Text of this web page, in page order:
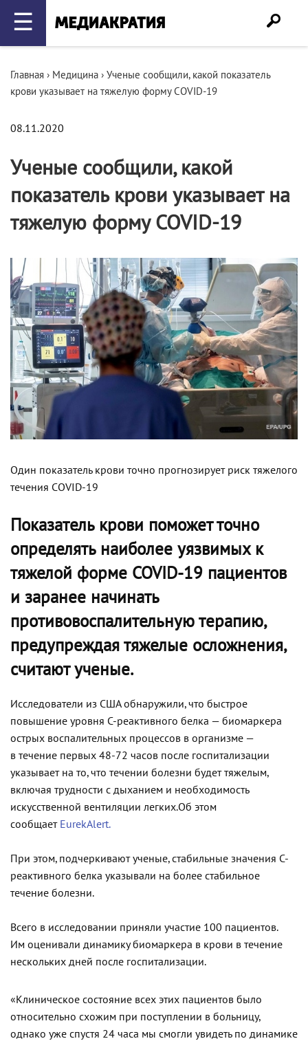
☰
Главная › Медицина › Ученые сообщили, какой показатель
крови указывает на тяжелую форму COVID-19
08.11.2020
Ученые сообщили, какой
показатель крови указывает на
тяжелую форму COVID-19
Один показатель крови точно прогнозирует риск тяжелого
течения COVID-19
Показатель крови поможет точно
определять наиболее уязвимых к
тяжелой форме COVID-19 пациентов
и заранее начинать
противовоспалительную терапию,
предупреждая тяжелые осложнения,
считают ученые.
Исследователи из США обнаружили, что быстрое
повышение уровня С-реактивного белка — биомаркера
острых воспалительных процессов в организме —
в течение первых 48-72 часов после госпитализации
указывает на то, что течении болезни будет тяжелым,
включая трудности с дыханием и необходимость
искусственной вентиляции легких.Об этом
сообщает EurekAlert.
При этом, подчеркивают ученые, стабильные значения С-
реактивного белка указывали на более стабильное
течение болезни.
Всего в исследовании приняли участие 100 пациентов.
Им оценивали динамику биомаркера в крови в течение
нескольких дней после госпитализации.
«Клиническое состояние всех этих пациентов было
относительно схожим при поступлении в больницу,
однако уже спустя 24 часа мы смогли увидеть по динамике